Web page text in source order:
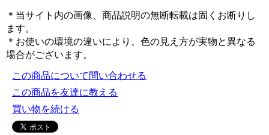
＊当サイト内の画像、商品説明の無断転載は固くお断りし
ます。
＊お使いの環境の違いにより、色の見え方が実物と異なる
場合がございます。
この商品について問い合わせる
この商品を友達に教える
買い物を続ける